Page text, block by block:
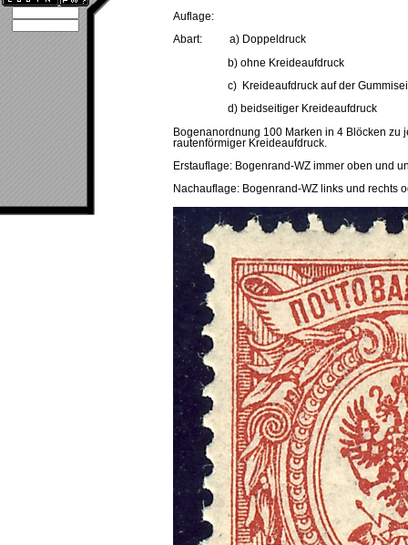
Auflage:
Abart: a) Doppeldruck
b) ohne Kreideaufdruck
c) Kreideaufdruck auf der
d) beidseitiger Kreideaufdruck
Bogenanordnung 100 Marken in 4 Blöcken zu
rautenförmiger Kreideaufdruck.
Erstauflage: Bogenrand-WZ immer oben und
Nachauflage: Bogenrand-WZ links und rechts